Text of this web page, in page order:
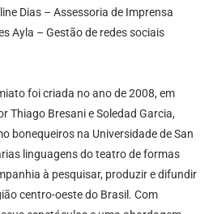
Dias – Assessoria de Imprensa
Ayla – Gestão de redes sociais
foi criada no ano de 2008, em
Thiago Bresani e Soledad Garcia,
bonequeiros na Universidade de San
linguagens do teatro de formas
à pesquisar, produzir e difundir
centro-oeste do Brasil. Com